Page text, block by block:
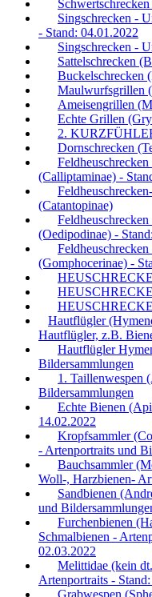
Singschrecken -
- Stand: 04.01.2022
Singschrecken -
Sattelschrecken
Buckelschrecken
Maulwurfsgrillen
Ameisengrillen
Echte Grillen
2.
Dornschrecken
(Calliptaminae) -
(Catantopinae)
(Oedipodinae) -
(Gomphocerinae) -
Hautflügler
Hautflügler, z.B.
Hautflügler
Bildersammlungen
1. Taillenwespen
Bildersammlungen
Echte Bienen
14.02.2022
Kropfsammler
- Artenportraits und
Bauchsammler
Woll-, Harzbienen-
Sandbienen
und
Furchenbienen
Schmalbienen -
02.03.2022
Melittidae (kein
Artenportraits -
Grabwespen